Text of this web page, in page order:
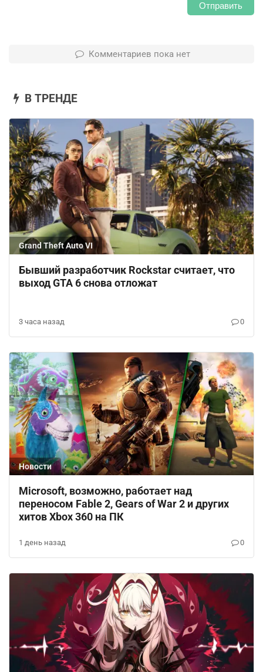
Отправить
Комментариев пока нет
В ТРЕНДЕ
Grand Theft Auto VI
Бывший разработчик Rockstar считает, что
выход GTA 6 снова отложат
3 часа назад 0
Новости
Microsoft, возможно, работает над
переносом Fable 2, Gears of War 2 и других
хитов Xbox 360 на ПК
1 день назад 0